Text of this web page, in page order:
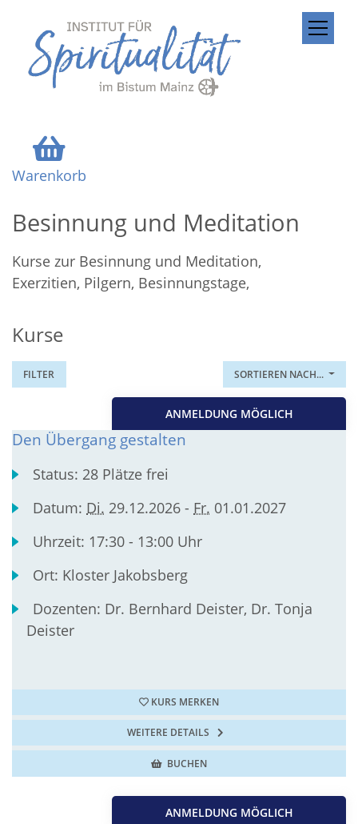
Warenkorb
Besinnung und Meditation
Kurse zur Besinnung und Meditation,
Exerzitien, Pilgern, Besinnungstage,
Kurse
SORTIEREN NACH...
FILTER
ANMELDUNG MÖGLICH
Den Übergang gestalten
Status: 28 Plätze frei
Datum: Di. 29.12.2026 - Fr. 01.01.2027
Uhrzeit: 17:30 - 13:00 Uhr
Ort: Kloster Jakobsberg
Dozenten: Dr. Bernhard Deister, Dr. Tonja
Deister
KURS MERKEN
WEITERE DETAILS
BUCHEN
ANMELDUNG MÖGLICH